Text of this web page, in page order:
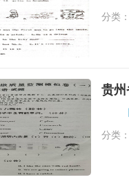
分类：
贵
分类：